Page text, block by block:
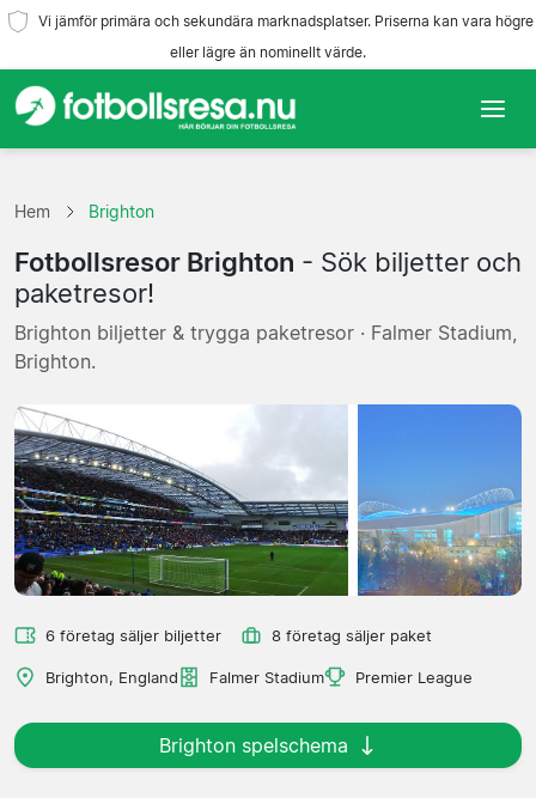
Vi jämför primära och sekundära marknadsplatser. Priserna kan vara högre
eller lägre än nominellt värde.
Lag
Ligor
Resebyråer
Hem Brighton
Fotbollsresor Brighton - Sök biljetter och
paketresor!
Brighton biljetter & trygga paketresor · Falmer Stadium,
Brighton.
6 företag säljer biljetter 8 företag säljer paket
Brighton, England Falmer Stadium Premier League
Brighton spelschema